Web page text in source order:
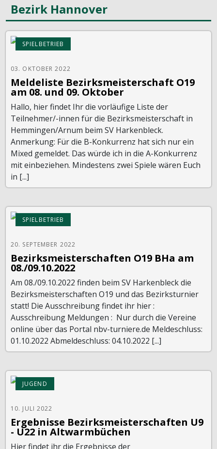
Bezirk Hannover
SPIELBETRIEB
03. OKTOBER 2022
Meldeliste Bezirksmeisterschaft O19
am 08. und 09. Oktober
Hallo, hier findet Ihr die vorläufige Liste der
Teilnehmer/-innen für die Bezirksmeisterschaft in
Hemmingen/Arnum beim SV Harkenbleck.
Anmerkung: Für die B-Konkurrenz hat sich nur ein
Mixed gemeldet. Das würde ich in die A-Konkurrenz
mit einbeziehen. Mindestens zwei Spiele wären Euch
in [...]
SPIELBETRIEB
20. SEPTEMBER 2022
Bezirksmeisterschaften O19 BHa am
08./09.10.2022
Am 08./09.10.2022 finden beim SV Harkenbleck die
Bezirksmeisterschaften O19 und das Bezirksturnier
statt! Die Ausschreibung findet ihr hier :
Ausschreibung Meldungen : Nur durch die Vereine
online über das Portal nbv-turniere.de Meldeschluss:
01.10.2022 Abmeldeschluss: 04.10.2022 [...]
JUGEND
10. JULI 2022
Ergebnisse Bezirksmeisterschaften U9
- U22 in Altwarmbüchen
Hier findet ihr die Ergebnisse der